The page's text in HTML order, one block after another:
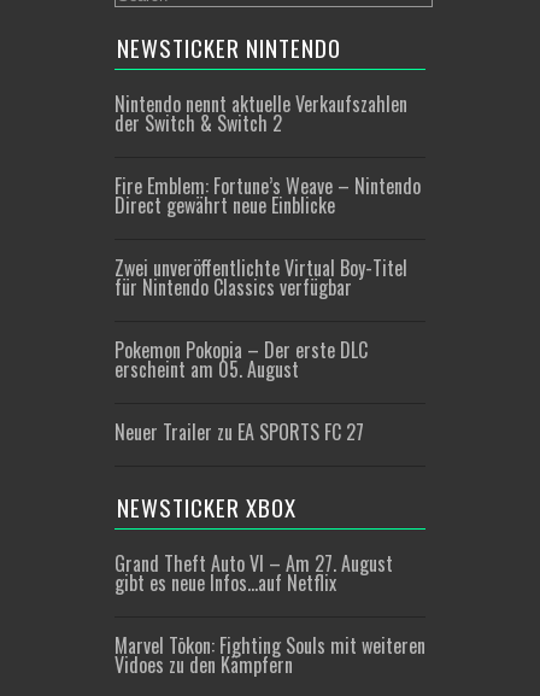
NEWSTICKER NINTENDO
Nintendo nennt aktuelle Verkaufszahlen
der Switch & Switch 2
Fire Emblem: Fortune’s Weave – Nintendo
Direct gewährt neue Einblicke
Zwei unveröffentlichte Virtual Boy-Titel
für Nintendo Classics verfügbar
Pokemon Pokopia – Der erste DLC
erscheint am 05. August
Neuer Trailer zu EA SPORTS FC 27
NEWSTICKER XBOX
Grand Theft Auto VI – Am 27. August
gibt es neue Infos…auf Netflix
Marvel Tōkon: Fighting Souls mit weiteren
Vidoes zu den Kämpfern